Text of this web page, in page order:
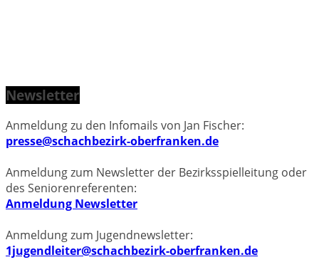
Newsletter
Anmeldung zu den Infomails von Jan Fischer:
presse@schachbezirk-oberfranken.de
Anmeldung zum Newsletter der Bezirksspielleitung oder
des Seniorenreferenten:
Anmeldung Newsletter
Anmeldung zum Jugendnewsletter:
1jugendleiter@schachbezirk-oberfranken.de